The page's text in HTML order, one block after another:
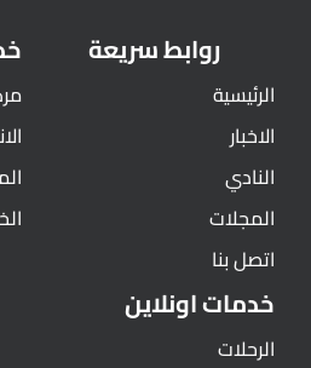
روابط سريعة
الرئيسية
الاخبار
النادي
المجلات
اتصل بنا
خدمات اونلاين
الرحلات